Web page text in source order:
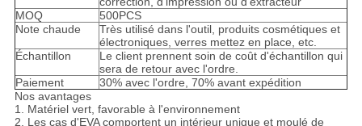
MOQ
500PCS
Note chaude
Très utilisé dans l'outil, produits cosmétiques et
électroniques, verres mettez en place, etc.
Échantillon
Le client prennent soin de coût d'échantillon qui
sera de retour avec l'ordre.
Paiement
30% avec l'ordre, 70% avant expédition
Nos avantages
1. Matériel vert, favorable à l'environnement
2. Les cas d'EVA comportent un intérieur unique et moulé de